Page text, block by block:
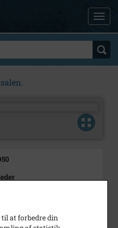
1982/212-213-1
at forbedre din